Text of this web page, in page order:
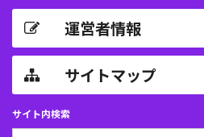
運営者情報
サイトマップ
サイト内検索